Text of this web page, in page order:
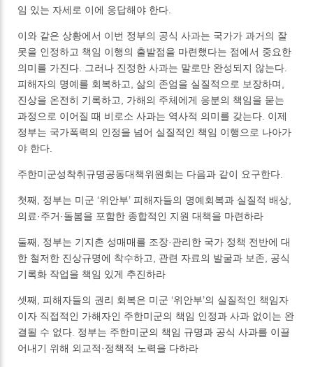
임 있는 자세로 이에 응답해야 한다.
이와 같은 상황에서 이번 정부의 공식 사과는 국가가 과거의 잘
못을 인정하고 책임 이행의 출발점을 마련했다는 점에서 중요한
의미를 가진다. 그러나 진정한 사과는 말로만 완성되지 않는다.
피해자의 명예를 회복하고, 삶의 존엄을 실질적으로 보장하며,
진상을 온전히 기록하고, 가해의 주체에게 응분의 책임을 묻는
과정으로 이어질 때 비로소 사과는 역사적 의미를 갖는다. 이제
정부는 국가폭력의 인정을 넘어 실질적인 책임 이행으로 나아가
야 한다.
주한미군성착취규명공동대책위원회는 다음과 같이 요구한다.
첫째, 정부는 미군 ‘위안부’ 피해자들의 명예회복과 실질적 배상,
의료·주거·돌봄을 포함한 종합적인 지원 대책을 마련하라
둘째, 정부는 기지촌 성매매를 조장·관리한 국가 정책 전반에 대
한 철저한 진상규명에 착수하고, 관련 자료의 발굴과 보존, 공식
기록화 작업을 책임 있게 추진하라
셋째, 피해자들의 권리 회복은 미군 ‘위안부’의 실질적인 책임자
이자 직접적인 가해자인 주한미군의 책임 인정과 사과 없이는 완
결될 수 없다. 정부는 주한미군의 책임 규명과 공식 사과를 이끌
어내기 위해 외교적·정책적 노력을 다하라